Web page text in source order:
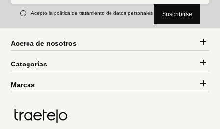
Acepto la política de tratamiento de datos personales Suscribirse
Acerca de nosotros
Categorías
Marcas